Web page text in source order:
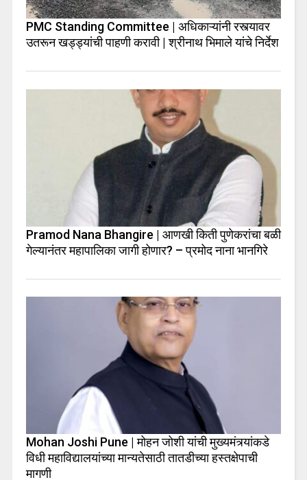
PMC Standing Committee | अधिकाऱ्यांनी रस्त्यावर
उतरून खड्ड्यांची पाहणी करावी | श्रीनाथ भिमाले यांचे निर्देश
Pramod Nana Bhangire | आणखी किती पुणेकरांचा बळी
गेल्यानंतर महापालिका जागी होणार? – प्रमोद नाना भानगिरे
Mohan Joshi Pune | मोहन जोशी यांची मुख्यमंत्र्यांकडे
विधी महाविद्यालयांच्या मान्यतेसाठी तातडीच्या हस्तक्षेपाची
मागणी